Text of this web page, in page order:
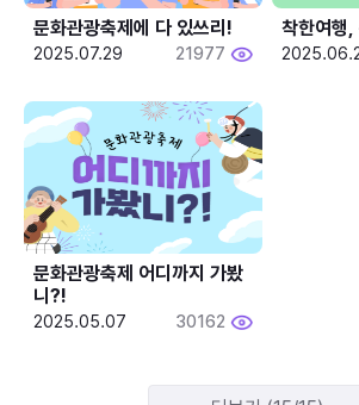
문화관광축제에 다 있쓰리!
2025.07.29 21977
착한여행,
문화관광축제 어디까지 가봤
니?!
2025.05.07 30162